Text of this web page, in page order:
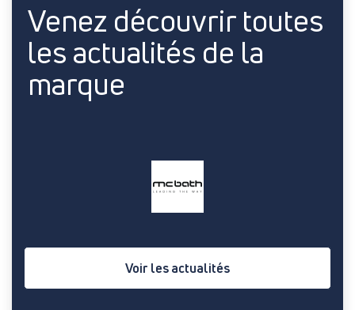
Venez découvrir toutes
les actualités de la
marque
Voir les actualités